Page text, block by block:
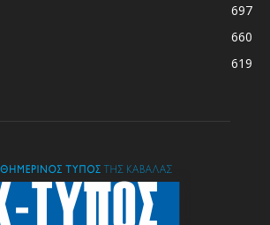
697
660
619